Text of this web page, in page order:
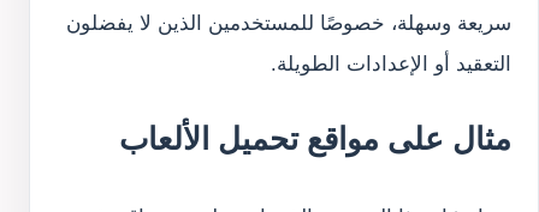
سريعة وسهلة، خصوصًا للمستخدمين الذين لا يفضلون
التعقيد أو الإعدادات الطويلة.
مثال على مواقع تحميل الألعاب